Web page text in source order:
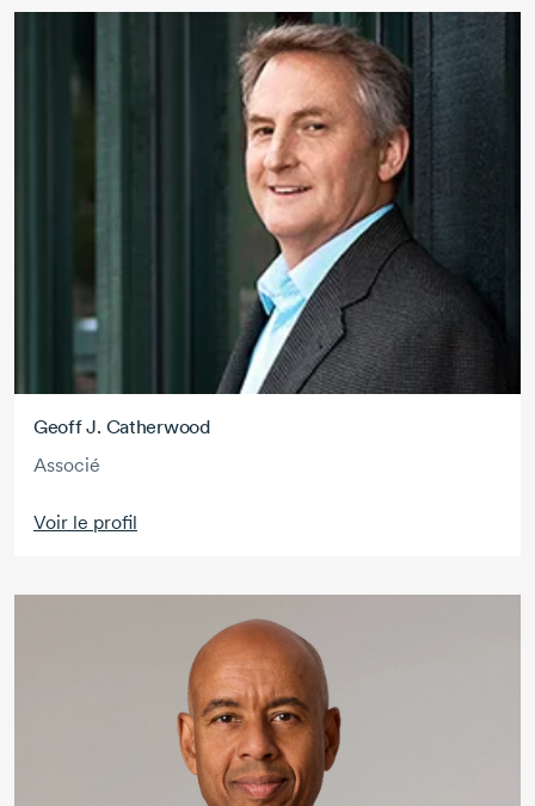
Geoff J. Catherwood
Associé
Voir le profil